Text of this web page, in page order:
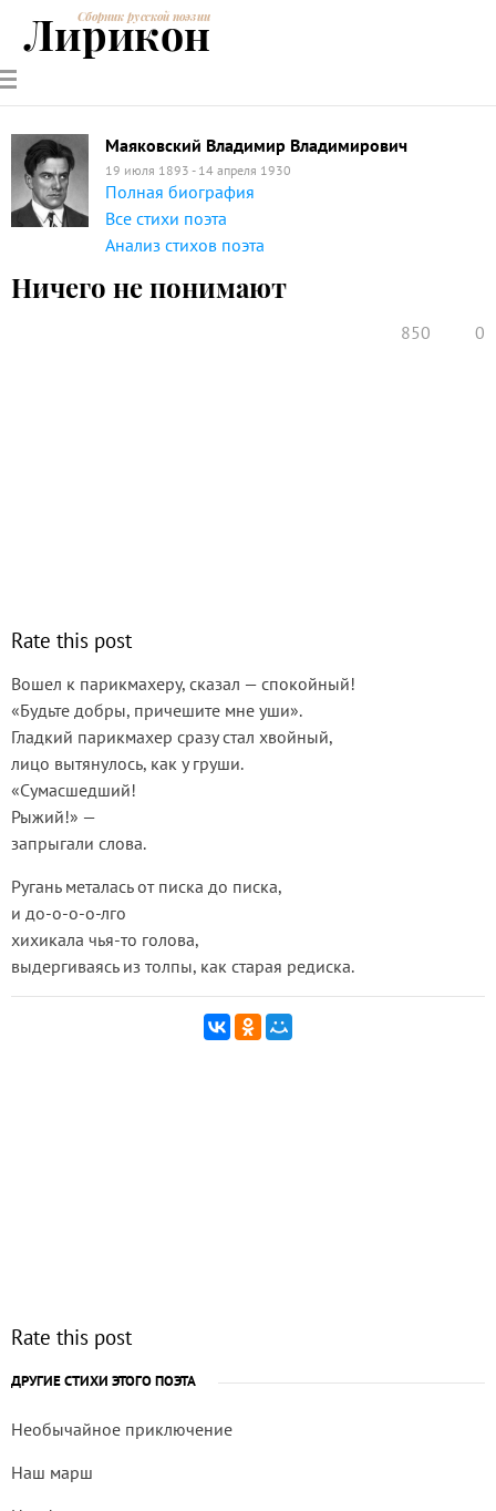
РУССКИЕ
ПОЭТЫ
СОВРЕМЕННИКИЭНЦИКЛОПЕДИЯ
ПОЭЗИИ
Сборник русской поэзии
Лирикон
Маяковский Владимир Владимирович
19 июля 1893 - 14 апреля 1930
Полная биография
Все стихи поэта
Анализ стихов поэта
Ничего не понимают
850 0
Rate this post
Вошел к парикмахеру, сказал — спокойный!
«Будьте добры, причешите мне уши».
Гладкий парикмахер сразу стал хвойный,
лицо вытянулось, как у груши.
«Сумасшедший!
Рыжий!» —
запрыгали слова.
Ругань металась от писка до писка,
и до-о-о-о-лго
хихикала чья-то голова,
выдергиваясь из толпы, как старая редиска.
Rate this post
ДРУГИЕ СТИХИ ЭТОГО ПОЭТА
Необычайное приключение
Наш марш